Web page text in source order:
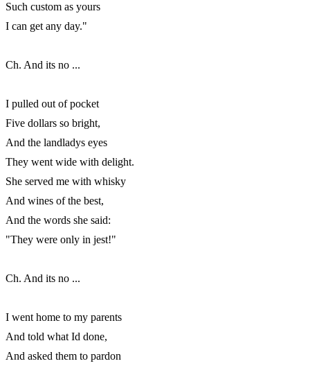
Such custom as yours
I can get any day."
Ch. And its no ...
I pulled out of pocket
Five dollars so bright,
And the landladys eyes
They went wide with delight.
She served me with whisky
And wines of the best,
And the words she said:
"They were only in jest!"
Ch. And its no ...
I went home to my parents
And told what Id done,
And asked them to pardon